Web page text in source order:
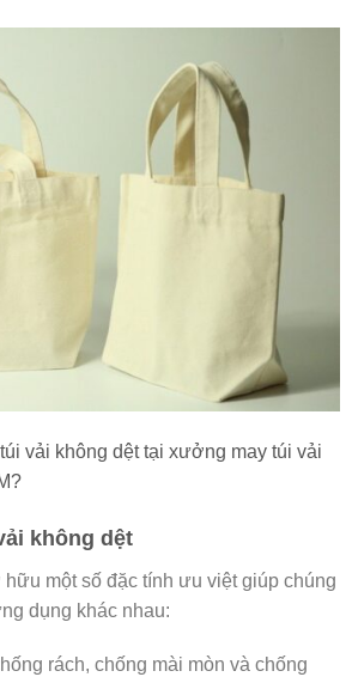
vải không dệt tại xưởng may túi vải
không dệt
một số đặc tính ưu việt giúp chúng
dụng khác nhau:
rách, chống mài mòn và chống